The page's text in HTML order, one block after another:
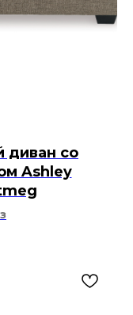
диван со
Ashley